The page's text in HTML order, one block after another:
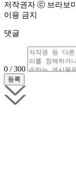
저작권자 ⓒ 브라보
이용 금지
댓글
0 / 300